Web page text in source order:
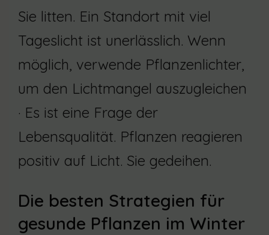
Sie litten. Ein Standort mit viel
Tageslicht ist unerlässlich. Wenn
möglich, verwende Pflanzenlichter,
um den Lichtmangel auszugleichen
· Es ist eine Frage der
Lebensqualität. Pflanzen reagieren
positiv auf Licht. Sie gedeihen.
Die besten Strategien für
gesunde Pflanzen im Winter